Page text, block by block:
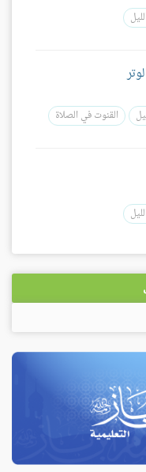
القنوت في الصلاة